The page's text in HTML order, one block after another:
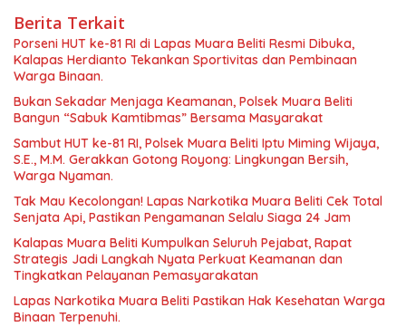
Berita Terkait
Porseni HUT ke-81 RI di Lapas Muara Beliti Resmi Dibuka,
Kalapas Herdianto Tekankan Sportivitas dan Pembinaan
Warga Binaan.
Bukan Sekadar Menjaga Keamanan, Polsek Muara Beliti
Bangun “Sabuk Kamtibmas” Bersama Masyarakat
Sambut HUT ke-81 RI, Polsek Muara Beliti Iptu Miming Wijaya,
S.E., M.M. Gerakkan Gotong Royong: Lingkungan Bersih,
Warga Nyaman.
Tak Mau Kecolongan! Lapas Narkotika Muara Beliti Cek Total
Senjata Api, Pastikan Pengamanan Selalu Siaga 24 Jam
Kalapas Muara Beliti Kumpulkan Seluruh Pejabat, Rapat
Strategis Jadi Langkah Nyata Perkuat Keamanan dan
Tingkatkan Pelayanan Pemasyarakatan
Lapas Narkotika Muara Beliti Pastikan Hak Kesehatan Warga
Binaan Terpenuhi.